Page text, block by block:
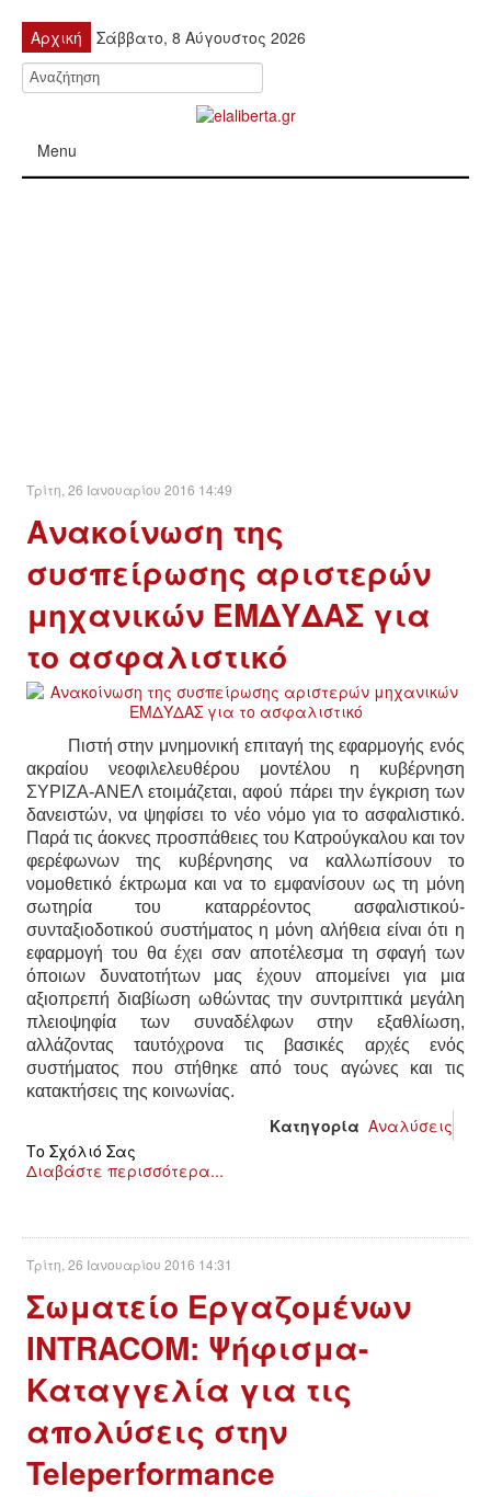
Αρχική Σάββατο, 8 Αύγουστος 2026
Menu
ΟΙΚΟΝΟΜΊΑ
ΔΙΕΘΝΉ
ΕΙΔΉΣΕΙΣ
ΚΌΣΜΟΣ
ΑΝΑΤΟΛΙΚΉ ΕΥΡΏΠΗ / ΒΑΛΚΆΝΙΑ
ΔΥΤΙΚΉ ΕΥΡΏΠΗ
ΜΈΣΗ ΑΝΑΤΟΛΉ / ΒΌΡΕΙΑ ΑΦΡΙΚΉ
ΒΌΡΕΙΑ ΑΜΕΡΙΚΉ
ΛΑΤΙΝΙΚΉ ΑΜΕΡΙΚΉ
ΑΣΊΑ / ΩΚΕΑΝΊΑ
ΑΦΡΙΚΉ
ΕΡΓΑΤΙΚΌ ΚΊΝΗΜΑ
ΚΙΝΗΤΟΠΟΙΉΣΕΙΣ
ΑΝΑΛΎΣΕΙΣ
ΚΙΝΉΜΑΤΑ
ΚΙΝΗΤΟΠΟΙΉΣΕΙΣ
ΕΙΔΉΣΕΙΣ
Τρίτη, 26 Ιανουαρίου 2016 14:49
Ανακοίνωση της
συσπείρωσης αριστερών
μηχανικών ΕΜΔΥΔΑΣ για
το ασφαλιστικό
Πιστή στην μνημονική επιταγή της εφαρμογής ενός
ακραίου νεοφιλελευθέρου μοντέλου η κυβέρνηση
ΣΥΡΙΖΑ-ΑΝΕΛ ετοιμάζεται, αφού πάρει την έγκριση των
δανειστών, να ψηφίσει το νέο νόμο για το ασφαλιστικό.
Παρά τις άοκνες προσπάθειες του Κατρούγκαλου και τον
φερέφωνων της κυβέρνησης να καλλωπίσουν το
νομοθετικό έκτρωμα και να το εμφανίσουν ως τη μόνη
σωτηρία του καταρρέοντος ασφαλιστικού-
συνταξιοδοτικού συστήματος η μόνη αλήθεια είναι ότι η
εφαρμογή του θα έχει σαν αποτέλεσμα τη σφαγή των
όποιων δυνατοτήτων μας έχουν απομείνει για μια
αξιοπρεπή διαβίωση ωθώντας την συντριπτικά μεγάλη
πλειοψηφία των συναδέλφων στην εξαθλίωση,
αλλάζοντας ταυτόχρονα τις βασικές αρχές ενός
συστήματος που στήθηκε από τους αγώνες και τις
κατακτήσεις της κοινωνίας.
Κατηγορία Αναλύσεις
Το Σχόλιό Σας
Διαβάστε περισσότερα...
Τρίτη, 26 Ιανουαρίου 2016 14:31
Σωματείο Εργαζομένων
INTRACOM: Ψήφισμα-
Καταγγελία για τις
απολύσεις στην
Teleperformance